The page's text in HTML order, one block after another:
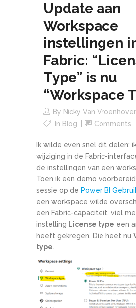
Update aan
Workspace
instellingen
Fabric:
Type” is nu
“Workspace
By Nicky Van
In Blog Comments
Ik wilde even snel dit delen:
wijziging in de Fabric-
de instellingen van een
Toen ik een demo
sessie op de Power BI
een workspace wilde
een Fabric-capaciteit, viel
instelling License type een
heeft gekregen. Die heet nu
type.